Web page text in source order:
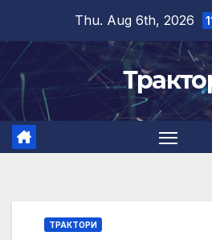
content
Thu. Aug 6th, 2026
ТРАКТОРИ